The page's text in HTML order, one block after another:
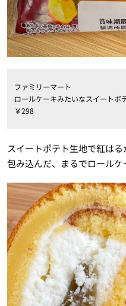
ファミリーマート
ロールケーキみたいなスイートポ
￥298
スイートポテト生地で紅は
包み込んだ、まるでロールケ